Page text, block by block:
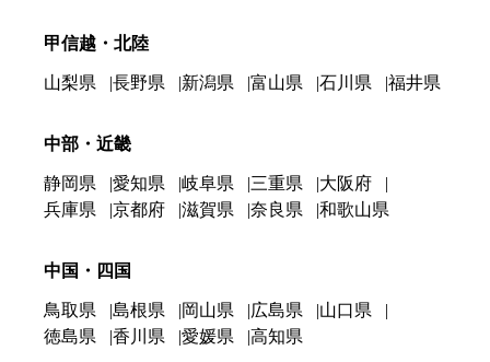
甲信越・北陸
山梨県 長野県 新潟県 富山県 石川県 福井県
中部・近畿
静岡県 愛知県 岐阜県 三重県
大阪府
兵庫県
京都府 滋賀県 奈良県 和歌山県
中国・四国
鳥取県 島根県 岡山県 広島県
山口県
徳島県
香川県 愛媛県 高知県